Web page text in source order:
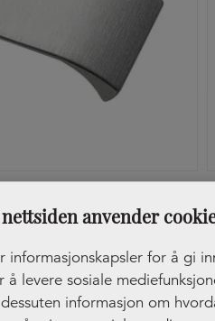
anvender
informasjonskapsler for å gi
å levere sosiale
informasjon om
Edge Straight Rustfri